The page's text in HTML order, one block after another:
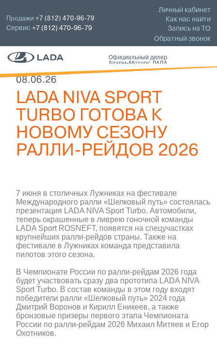
Личный кабинет
Как нас найти
Запись на ТО
Обратный звонок
Продажи+7 (812) 470-96-79
Сервис+7 (812) 470-96-79
Официальный дилер
Аларм-Моторс ЛАДА
08.06.26
LADA NIVA SPORT
TURBO ГОТОВА К
НОВОМУ СЕЗОНУ
РАЛЛИ-РЕЙДОВ 2026
7 июня в столичных Лужниках на фестивале
Международного ралли «Шелковый путь» состоялась
презентация LADA NIVA Sport Turbo. Автомобили,
теперь окрашенные в ливрею гоночной команды
LADA Sport ROSNEFT, появятся на спецучастках
крупнейших ралли-рейдов страны. Также на
фестивале в Лужниках команда представила
пилотов этого сезона.
В Чемпионате России по ралли-рейдам 2026 года
будет участвовать сразу два прототипа LADA NIVA
Sport Turbo. В состав команды в этом году входят
победители ралли «Шелковый путь» 2024 года
Дмитрий Воронов и Кирилл Еникеев, а также
бронзовые призеры первого этапа Чемпионата
России по ралли-рейдам 2026 Михаил Митяев и Егор
Охотников.